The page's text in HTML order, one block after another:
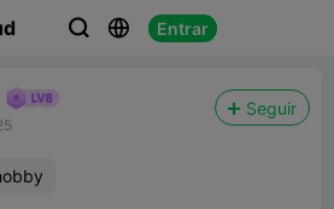
  Entrar
Seguir